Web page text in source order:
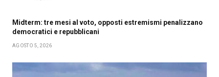
Midterm: tre mesi al voto, opposti estremismi penalizzano
democratici e repubblicani
AGOSTO 5, 2026